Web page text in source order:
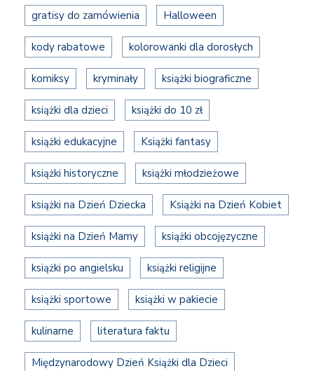
gratisy do zamówienia Halloween
kody rabatowe kolorowanki dla dorosłych
komiksy kryminały książki biograficzne
książki dla dzieci książki do 10 zł
książki edukacyjne Książki fantasy
książki historyczne książki młodzieżowe
książki na Dzień Dziecka Książki na Dzień Kobiet
książki na Dzień Mamy książki obcojęzyczne
książki po angielsku książki religijne
książki sportowe książki w pakiecie
kulinarne literatura faktu
Międzynarodowy Dzień Książki dla Dzieci